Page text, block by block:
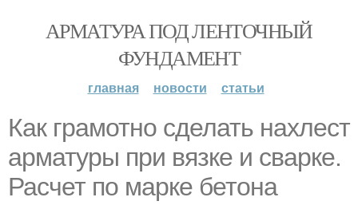
АРМАТУРА ПОД ЛЕНТОЧНЫЙ
ФУНДАМЕНТ
главная новости статьи
Как грамотно сделать нахлест
арматуры при вязке и сварке.
Расчет по марке бетона